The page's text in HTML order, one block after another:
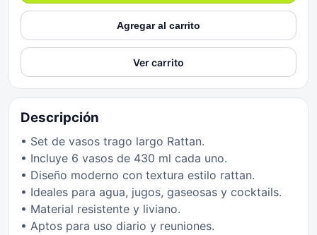
Agregar al carrito
Ver carrito
Descripción
• Set de vasos trago largo Rattan.
• Incluye 6 vasos de 430 ml cada uno.
• Diseño moderno con textura estilo rattan.
• Ideales para agua, jugos, gaseosas y cocktails.
• Material resistente y liviano.
• Aptos para uso diario y reuniones.